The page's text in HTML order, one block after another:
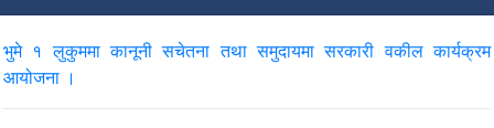
भुमे १ लुकुममा कानूनी सचेतना तथा समुदायमा सरकारी वकील कार्यक्रम
आयोजना ।